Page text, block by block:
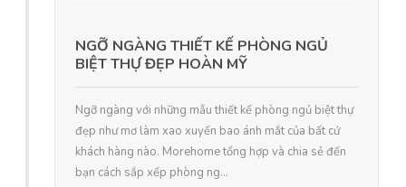
NGỠ NGÀNG THIẾT KẾ PHÒNG NGỦ
BIỆT THỰ ĐẸP HOÀN MỸ
Ngỡ ngàng với những mẫu thiết kế phòng ngủ biệt thự
đẹp như mơ làm xao xuyến bao ánh mắt của bất cứ
khách hàng nào. Morehome tổng hợp và chia sẻ đến
bạn cách sắp xếp phòng ng...